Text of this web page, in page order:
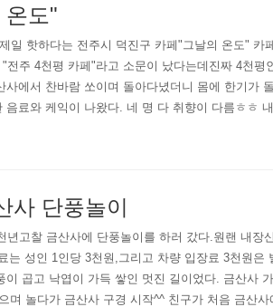
온도"
일 핫하다는 전주시 덕진구 카페"그날의 온도" 카
주 4천평 카페"라고 소문이 났다는데진짜 4천평
에서 찬바람 쏘이며 돌아다녔더니 몸에 한기가
료와 케익이 나왔다. 네 명 다 취향이 다름ㅎㅎ
다.물론 이게 추운데서 떨다 들어와 더 맛나게
사 단풍놀이
고찰 금산사에 단풍놀이를 하러 갔다.원랜 내장
는 성인 1인당 3천원,그리고 차량 입장료 3천원은
곱고 낙엽이 가득 쌓인 멋진 길이었다. 금산사
며 놀다가 금산사 구경 시작^^ 친구가 처음 금산